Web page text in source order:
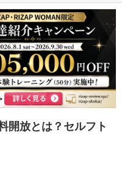
開放とは？セルフト